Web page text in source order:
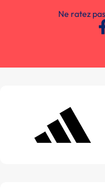
Ne ratez